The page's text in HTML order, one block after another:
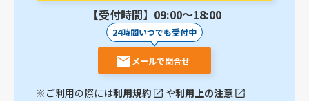
【受付時間】09:00〜18:00
24時間いつでも受付中
メールで問合せ
※ご利用の際には利用規約 や利用上の注意